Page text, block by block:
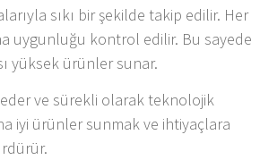
sıkı bir şekilde takip edilir. Her
uygunluğu kontrol edilir. Bu sayede
yüksek ürünler sunar.
ve sürekli olarak teknolojik
iyi ürünler sunmak ve ihtiyaçlara